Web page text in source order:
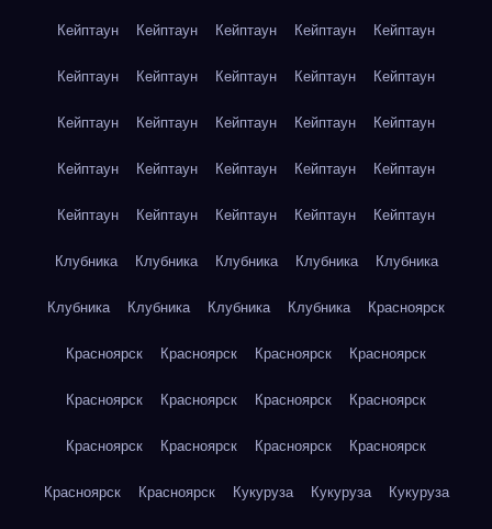
Кейптаун Кейптаун Кейптаун Кейптаун Кейптаун
Кейптаун Кейптаун Кейптаун Кейптаун Кейптаун
Кейптаун Кейптаун Кейптаун Кейптаун Кейптаун
Кейптаун Кейптаун Кейптаун Кейптаун Кейптаун
Кейптаун Кейптаун Кейптаун Кейптаун Кейптаун
Клубника Клубника Клубника Клубника Клубника
Клубника Клубника Клубника Клубника Красноярск
Красноярск Красноярск Красноярск Красноярск
Красноярск Красноярск Красноярск Красноярск
Красноярск Красноярск Красноярск Красноярск
Красноярск Красноярск Кукуруза Кукуруза Кукуруза